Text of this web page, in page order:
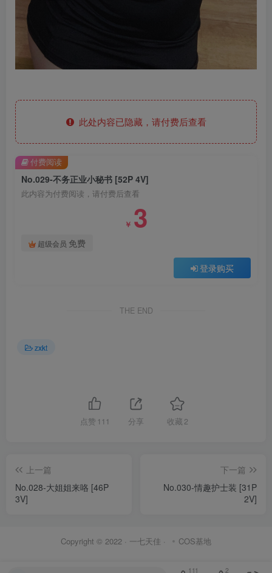
此处内容已隐藏，请付费后查看
No.029-不务正业小秘书 [52P 4V]
此内容为付费阅读，请付费后查看
￥ 3
超级会员 免费
登录购买
付费阅读
THE END
zxkt
点赞 111 分享 收藏 2
上一篇
No.028-大姐姐来咯 [46P
3V]
下一篇
No.030-情趣护士装 [31P
2V]
Copyright © 2022 · 一七天佳 · COS基地
111 2